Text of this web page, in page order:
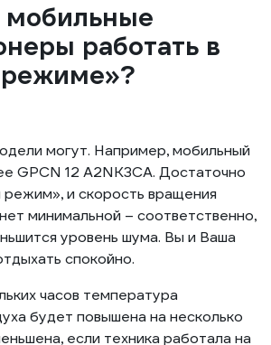
мобильные
работать в
могут. Например, мобильный
GPCN 12 A2NK3CA. Достаточно
режим», и скорость вращения
минимальной – соответственно,
уровень шума. Вы и Ваша
спокойно.
часов температура
будет повышена на несколько
если техника работала на